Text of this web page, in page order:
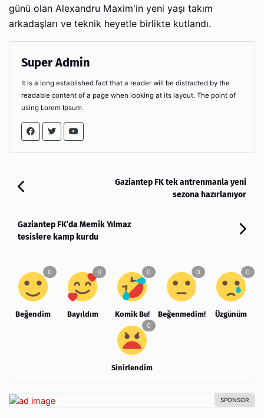
günü olan Alexandru Maxim'in yeni yaşı takım
arkadaşları ve teknik heyetle birlikte kutlandı.
Super Admin
It is a long established fact that a reader will be distracted by the
readable content of a page when looking at its layout. The point of
using Lorem Ipsum
Gaziantep FK tek antrenmanla yeni
sezona hazırlanıyor
Gaziantep FK’da Memik Yılmaz
tesislere kamp kurdu
Beğendim Bayıldım Komik Bu! Beğenmedim! Üzgünüm
Sinirlendim